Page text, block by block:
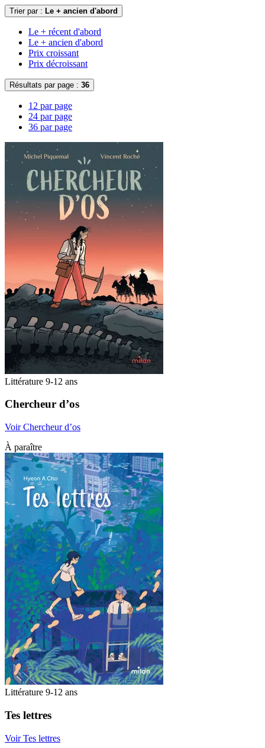
Trier par : Le + ancien d'abord
Le + récent d'abord
Le + ancien d'abord
Prix croissant
Prix décroissant
Résultats par page : 36
12 par page
24 par page
36 par page
Littérature 9-12 ans
Chercheur d’os
Voir Chercheur d’os
À paraître
Littérature 9-12 ans
Tes lettres
Voir Tes lettres